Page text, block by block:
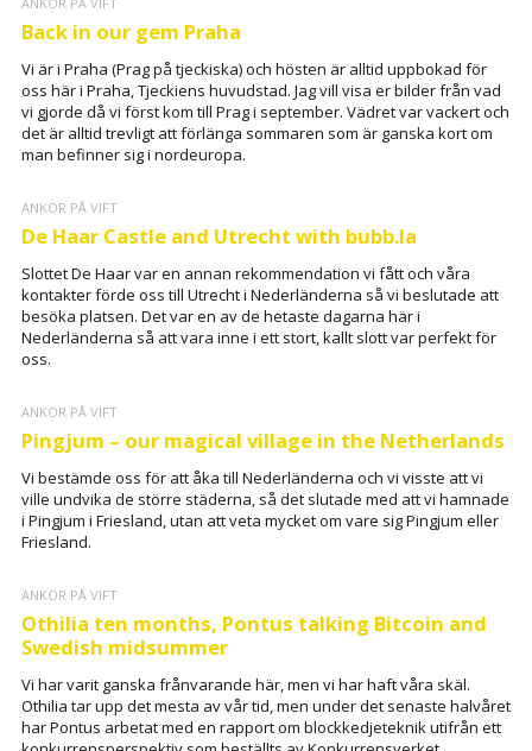
Back in our gem Praha
Vi är i Praha (Prag på tjeckiska) och hösten är alltid uppbokad för
oss här i Praha, Tjeckiens huvudstad. Jag vill visa er bilder från vad
vi gjorde då vi först kom till Prag i september. Vädret var vackert och
det är alltid trevligt att förlänga sommaren som är ganska kort om
man befinner sig i nordeuropa.
ANKOR PÅ VIFT
De Haar Castle and Utrecht with bubb.la
Slottet De Haar var en annan rekommendation vi fått och våra
kontakter förde oss till Utrecht i Nederländerna så vi beslutade att
besöka platsen. Det var en av de hetaste dagarna här i
Nederländerna så att vara inne i ett stort, kallt slott var perfekt för
oss.
ANKOR PÅ VIFT
Pingjum – our magical village in the Netherlands
Vi bestämde oss för att åka till Nederländerna och vi visste att vi
ville undvika de större städerna, så det slutade med att vi hamnade
i Pingjum i Friesland, utan att veta mycket om vare sig Pingjum eller
Friesland.
ANKOR PÅ VIFT
Othilia ten months, Pontus talking Bitcoin and
Swedish midsummer
Vi har varit ganska frånvarande här, men vi har haft våra skäl.
Othilia tar upp det mesta av vår tid, men under det senaste halvåret
har Pontus arbetat med en rapport om blockkedjeteknik utifrån ett